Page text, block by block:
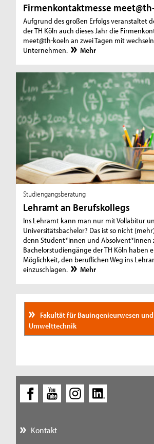
Firmenkontaktmesse
Aufgrund des großen Erfolgs veranstaltet
der TH Köln auch dieses Jahr die
meet@th-koeln an zwei Tagen mit
Unternehmen.
Mehr
Studiengangsberatung
Lehramt an Berufskollegs
Ins Lehramt kann man nur mit Vollabitur
Universitätsbachelor? Das ist so nicht
denn Student*innen und Absolvent*innen
Bachelorstudiengänge der TH Köln haben
Möglichkeit, den beruflichen Weg ins
einzuschlagen.
Mehr
Fakultät für Bauingenieurwesen und
Umwelttechnik
Kontakt